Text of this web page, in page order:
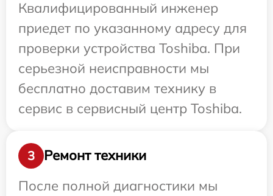
Квалифицированный инженер
приедет по указанному адресу для
проверки устройства Toshiba. При
серьезной неисправности мы
бесплатно доставим технику в
сервис в сервисный центр Toshiba.
3
Ремонт техники
После полной диагностики мы